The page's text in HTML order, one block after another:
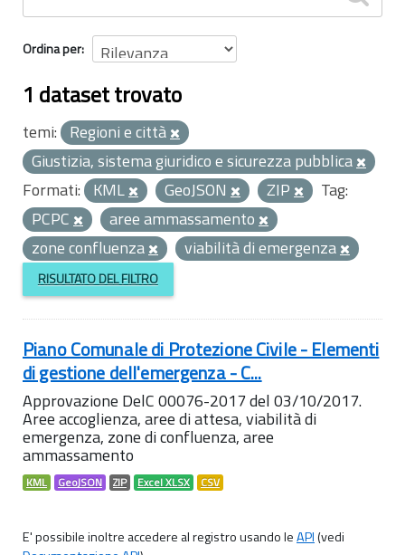
Ordina per
1 dataset trovato
temi: Regioni e città
Giustizia, sistema giuridico e sicurezza pubblica
Formati: KML GeoJSON ZIP
Tag:
PCPC
aree ammassamento
zone confluenza
viabilità di emergenza
RISULTATO DEL FILTRO
Piano Comunale di Protezione Civile - Elementi
di gestione dell'emergenza - C...
Approvazione DelC 00076-2017 del 03/10/2017.
Aree accoglienza, aree di attesa, viabilità di
emergenza, zone di confluenza, aree
ammassamento
KML GeoJSON ZIP Excel XLSX CSV
E' possibile inoltre accedere al registro usando leAPI(vedi